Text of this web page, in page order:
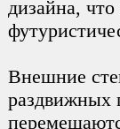
дизайна,
Внешние
раздвижных